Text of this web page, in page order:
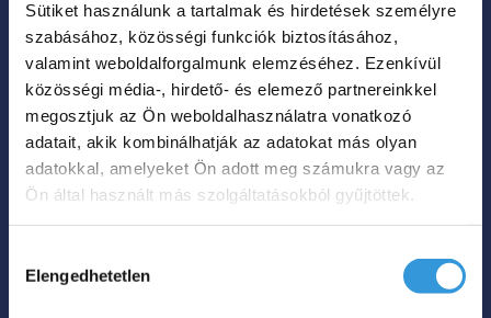
Sütiket használunk a tartalmak és hirdetések személyre
szabásához, közösségi funkciók biztosításához,
valamint weboldalforgalmunk elemzéséhez. Ezenkívül
közösségi média-, hirdető- és elemező partnereinkkel
megosztjuk az Ön weboldalhasználatra vonatkozó
adatait, akik kombinálhatják az adatokat más olyan
adatokkal, amelyeket Ön adott meg számukra vagy az
Ön által használt más szolgáltatásokból gyűjtöttek.
kiválasztása
Elengedhetetlen
Iris C különleges akril
kád
0Ft – 429 000FtÁrtartomány:
Hol tudom megvenni?
A
a
termékoldalon
választhatók
ki